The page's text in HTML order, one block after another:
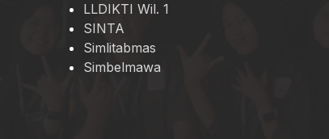
LLDIKTI Wil. 1
SINTA
Simlitabmas
Simbelmawa